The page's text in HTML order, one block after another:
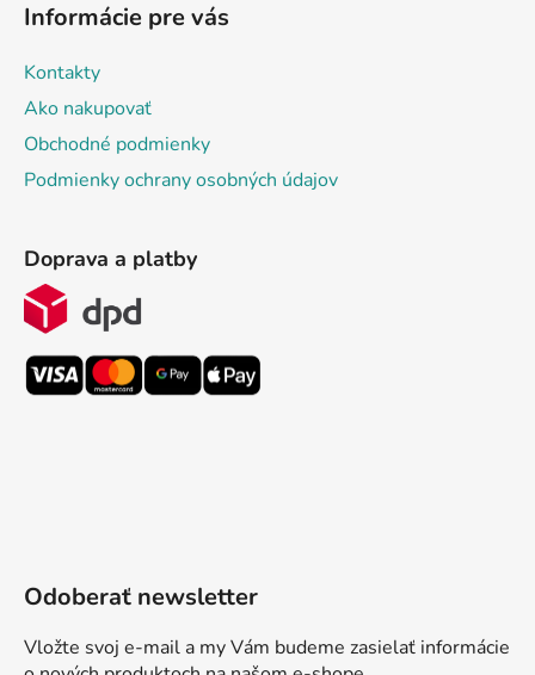
Informácie pre vás
Kontakty
Ako nakupovať
Obchodné podmienky
Podmienky ochrany osobných údajov
Doprava a platby
Odoberať newsletter
Vložte svoj e-mail a my Vám budeme zasielať informácie